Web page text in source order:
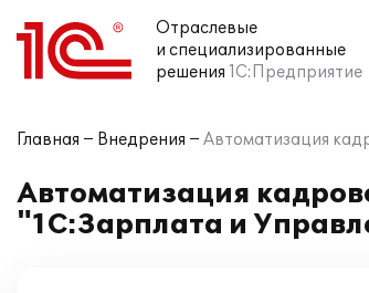
Отраслевые
и специализированные
решения 1С:Предприятие
Главная Внедрения Автоматизация
Автоматизация
"1С:Зарплата и